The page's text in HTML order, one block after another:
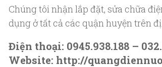
Chúng tôi nhận lắp đặt, sửa chữa
dụng ở tất cả các quận huyện trên
Điện thoại: 0945.938.188 –
Website: http://